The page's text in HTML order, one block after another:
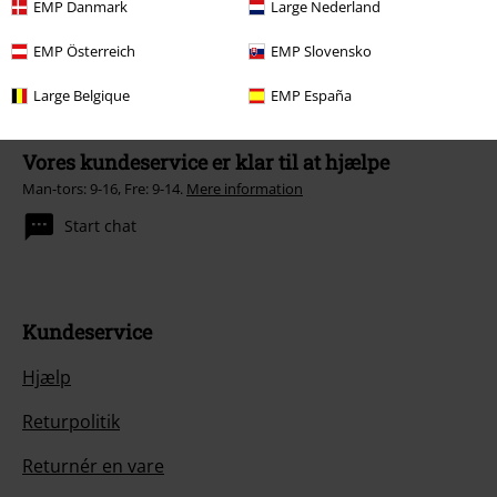
EMP Danmark Large Nederland
EMP Österreich EMP Slovensko
Large Belgique EMP España
Vores kundeservice er klar til at hjælpe
Man-tors: 9-16, Fre: 9-14. Mere information
Start chat
Kundeservice
Hjælp
Returpolitik
Returnér en vare